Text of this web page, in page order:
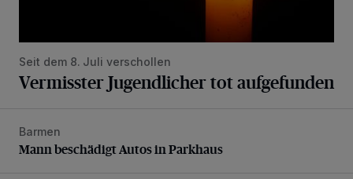
Seit dem 8. Juli verschollen
Vermisster Jugendlicher tot aufgefunden
Mann beschädigt Autos in Parkhaus
Barmen
Mann beschädigt Autos in Parkhaus